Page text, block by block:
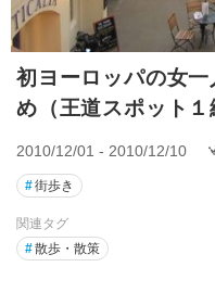
初ヨーロッパの女
め（王道スポット１
2010/12/01 - 2010/12/10
#街歩き
関連タグ
#散歩・散策